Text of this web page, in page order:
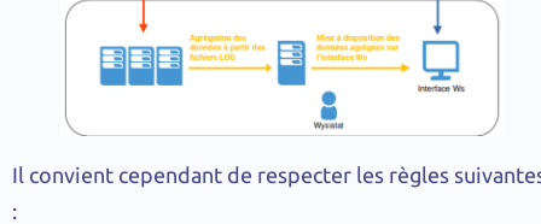
Il convient cependant de respecter les règles
: